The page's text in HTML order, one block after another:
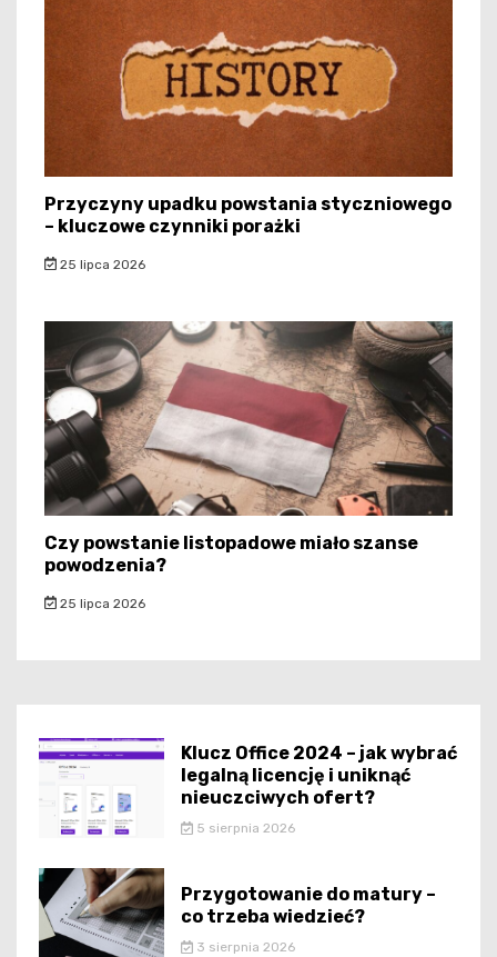
Przyczyny upadku powstania styczniowego
– kluczowe czynniki porażki
25 lipca 2026
Czy powstanie listopadowe miało szanse
powodzenia?
25 lipca 2026
Klucz Office 2024 – jak wybrać
legalną licencję i uniknąć
nieuczciwych ofert?
5 sierpnia 2026
Przygotowanie do matury –
co trzeba wiedzieć?
3 sierpnia 2026